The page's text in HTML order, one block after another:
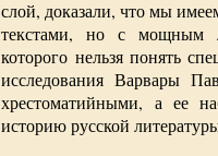
слой, доказали, что мы
текстами, но с мощным
которого нельзя понять
исследования Варвары
хрестоматийными, а ее
историю русской